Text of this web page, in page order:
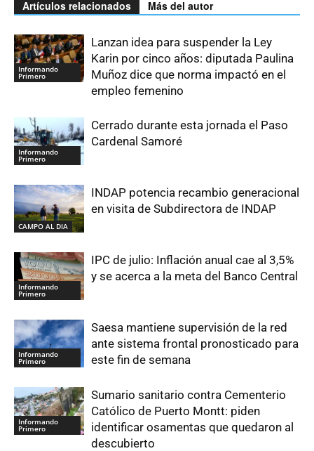
Artículos relacionados Más del autor
Informando
Primero
Lanzan idea para suspender la Ley
Karin por cinco años: diputada Paulina
Muñoz dice que norma impactó en el
empleo femenino
Informando
Primero
Cerrado durante esta jornada el Paso
Cardenal Samoré
CAMPO AL DIA
INDAP potencia recambio generacional
en visita de Subdirectora de INDAP
Informando
Primero
IPC de julio: Inflación anual cae al 3,5%
y se acerca a la meta del Banco Central
Informando
Primero
Saesa mantiene supervisión de la red
ante sistema frontal pronosticado para
este fin de semana
Informando
Primero
Sumario sanitario contra Cementerio
Católico de Puerto Montt: piden
identificar osamentas que quedaron al
descubierto